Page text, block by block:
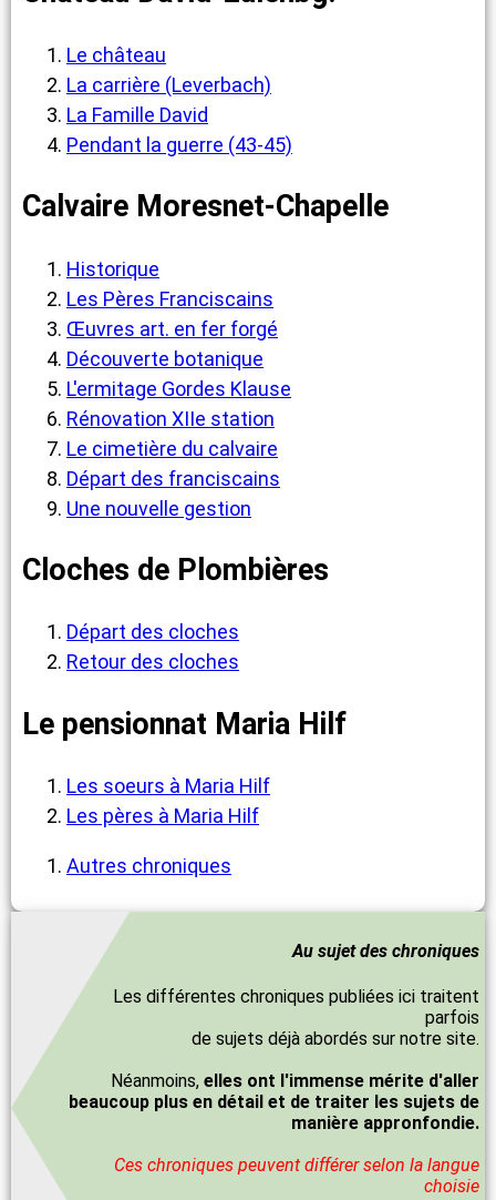
Le château
La carrière (Leverbach)
La Famille David
Pendant la guerre (43-45)
Calvaire Moresnet-Chapelle
Historique
Les Pères Franciscains
Œuvres art. en fer forgé
Découverte botanique
L'ermitage Gordes Klause
Rénovation XIIe station
Le cimetière du calvaire
Départ des franciscains
Une nouvelle gestion
Cloches de Plombières
Départ des cloches
Retour des cloches
Le pensionnat Maria Hilf
Les soeurs à Maria Hilf
Les pères à Maria Hilf
Autres chroniques
Au sujet des chroniques
Les différentes chroniques publiées ici traitent
parfois
de sujets déjà abordés sur notre site.
Néanmoins, elles ont l'immense mérite d'aller
beaucoup plus en détail et de traiter les sujets de
manière appronfondie.
Ces chroniques peuvent différer selon la langue
choisie